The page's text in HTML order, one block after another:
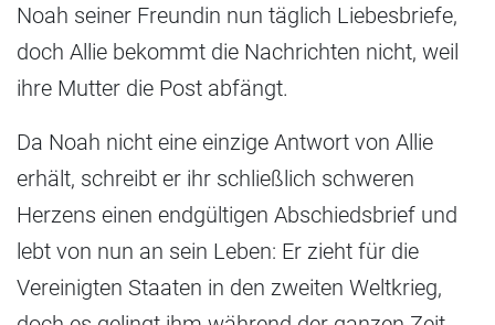
Noah seiner Freundin nun täglich Liebesbriefe,
doch Allie bekommt die Nachrichten nicht, weil
ihre Mutter die Post abfängt.
Da Noah nicht eine einzige Antwort von Allie
erhält, schreibt er ihr schließlich schweren
Herzens einen endgültigen Abschiedsbrief und
lebt von nun an sein Leben: Er zieht für die
Vereinigten Staaten in den zweiten Weltkrieg,